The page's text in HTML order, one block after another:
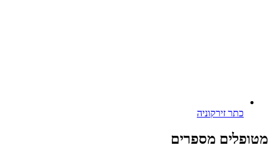
כתר זירקוניה
מטופלים מספרים